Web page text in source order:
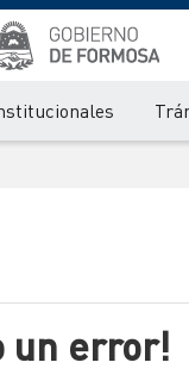
un error!